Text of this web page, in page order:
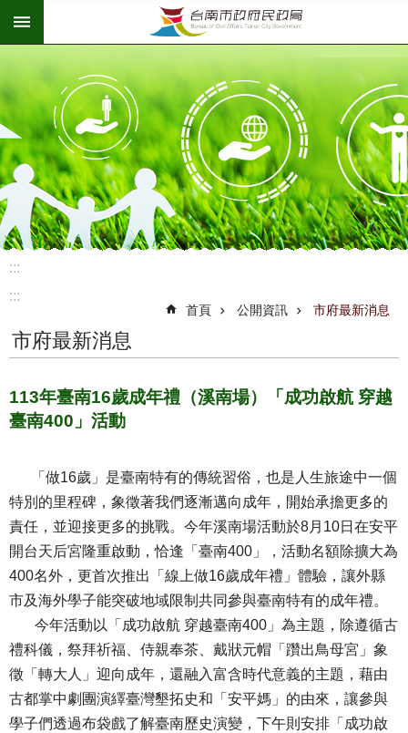
跳到主要內容區塊
:::
:::
首頁 公開資訊 市府最新消息
市府最新消息
113年臺南16歲成年禮（溪南場）「成功啟航 穿越
臺南400」活動
「做16歲」是臺南特有的傳統習俗，也是人生旅途中一個
特別的里程碑，象徵著我們逐漸邁向成年，開始承擔更多的
責任，並迎接更多的挑戰。今年溪南場活動於8月10日在安平
開台天后宮隆重啟動，恰逢「臺南400」，活動名額除擴大為
400名外，更首次推出「線上做16歲成年禮」體驗，讓外縣
市及海外學子能突破地域限制共同參與臺南特有的成年禮。
今年活動以「成功啟航 穿越臺南400」為主題，除遵循古
禮科儀，祭拜祈福、侍親奉茶、戴狀元帽「躦出鳥母宮」象
徵「轉大人」迎向成年，還融入富含時代意義的主題，藉由
古都掌中劇團演繹臺灣墾拓史和「安平媽」的由來，讓參與
學子們透過布袋戲了解臺南歷史演變，下午則安排「成功啟